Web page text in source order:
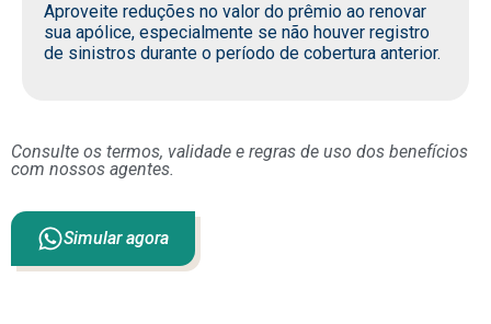
Aproveite reduções no valor do prêmio ao renovar
sua apólice, especialmente se não houver registro
de sinistros durante o período de cobertura anterior.
Consulte os termos, validade e regras de uso dos benefícios
com nossos agentes.
Simular agora